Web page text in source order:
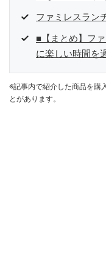
ファミレスラン
■【まとめ】フ
に楽しい時間を
※記事内で紹介した商品を購
とがあります。